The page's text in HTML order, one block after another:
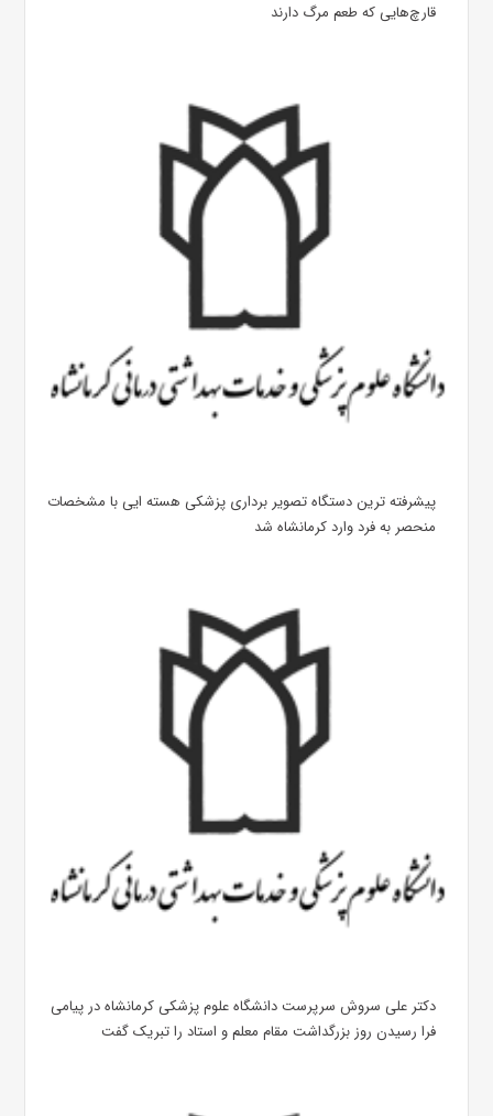
قارچ‌هایی که طعم مرگ دارند
پیشرفته ترین دستگاه تصویر برداری پزشکی هسته ایی با مشخصات
منحصر به فرد وارد کرمانشاه شد
دکتر علی سروش سرپرست دانشگاه علوم پزشکی کرمانشاه در پیامی
فرا رسیدن روز بزرگداشت مقام معلم و استاد را تبریک گفت